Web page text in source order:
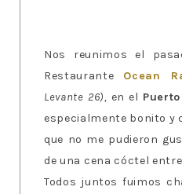
Nos reunimos el
Restaurante Ocean
Levante 26), en el
especialmente bonito y
que no me pudieron
de una cena cóctel
Todos juntos fuimos